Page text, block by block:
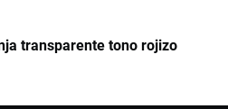
transparente tono rojizo